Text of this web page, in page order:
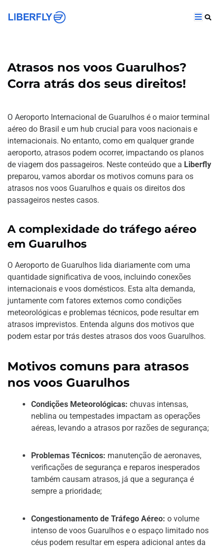
Atrasos nos voos Guarulhos?
Corra atrás dos seus direitos!
O Aeroporto Internacional de Guarulhos é o maior terminal
aéreo do Brasil e um hub crucial para voos nacionais e
internacionais. No entanto, como em qualquer grande
aeroporto, atrasos podem ocorrer, impactando os planos
de viagem dos passageiros. Neste conteúdo que a Liberfly
preparou, vamos abordar os motivos comuns para os
atrasos nos voos Guarulhos e quais os direitos dos
passageiros nestes casos.
A complexidade do tráfego aéreo
em Guarulhos
O Aeroporto de Guarulhos lida diariamente com uma
quantidade significativa de voos, incluindo conexões
internacionais e voos domésticos. Esta alta demanda,
juntamente com fatores externos como condições
meteorológicas e problemas técnicos, pode resultar em
atrasos imprevistos. Entenda alguns dos motivos que
podem estar por trás destes atrasos dos voos Guarulhos.
Motivos comuns para atrasos
nos voos Guarulhos
Condições Meteorológicas: chuvas intensas,
neblina ou tempestades impactam as operações
aéreas, levando a atrasos por razões de segurança;
Problemas Técnicos: manutenção de aeronaves,
verificações de segurança e reparos inesperados
também causam atrasos, já que a segurança é
sempre a prioridade;
Congestionamento de Tráfego Aéreo: o volume
intenso de voos Guarulhos e o espaço limitado nos
céus podem resultar em espera adicional antes da